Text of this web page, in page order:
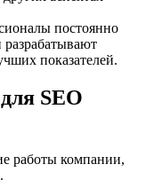
постоянно
разрабатывают
показателей.
SEO
работы компании,